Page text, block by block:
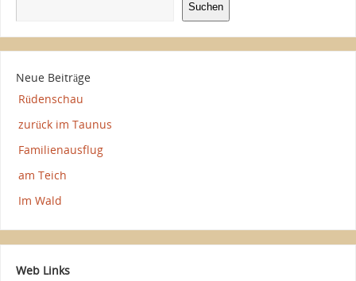
Suchen
Neue Beiträge
Rüdenschau
zurück im Taunus
Familienausflug
am Teich
Im Wald
Web Links